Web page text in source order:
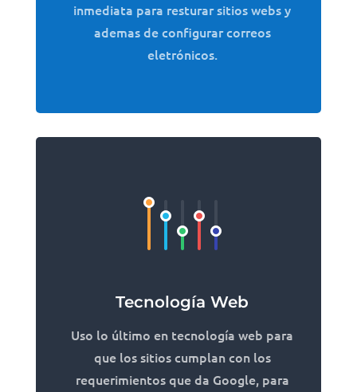
inmediata para resturar sitios webs y
ademas de configurar correos
eletrónicos.
Tecnología Web
Uso lo último en tecnología web para
que los sitios cumplan con los
requerimientos que da Google, para